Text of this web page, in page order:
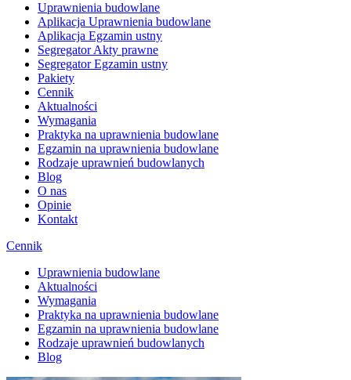
Uprawnienia budowlane
Aplikacja Uprawnienia budowlane
Aplikacja Egzamin ustny
Segregator Akty prawne
Segregator Egzamin ustny
Pakiety
Cennik
Aktualności
Wymagania
Praktyka na uprawnienia budowlane
Egzamin na uprawnienia budowlane
Rodzaje uprawnień budowlanych
Blog
O nas
Opinie
Kontakt
Cennik
Uprawnienia budowlane
Aktualności
Wymagania
Praktyka na uprawnienia budowlane
Egzamin na uprawnienia budowlane
Rodzaje uprawnień budowlanych
Blog